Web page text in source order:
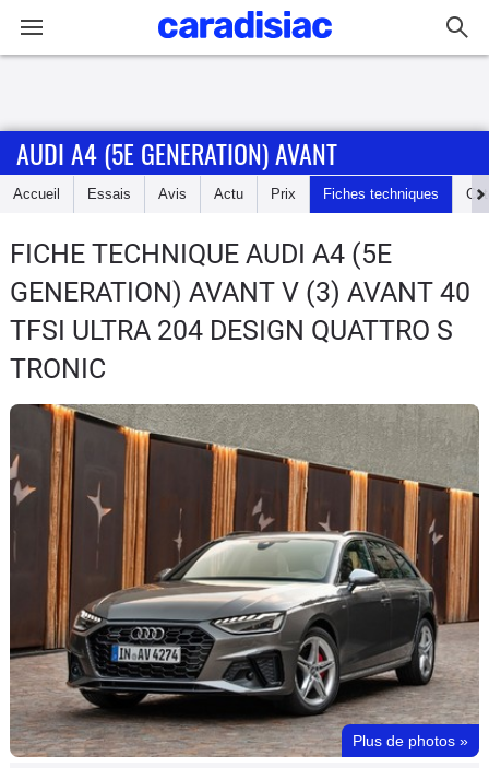
Accueil
Essais
Guide
d'achat
Electriques
Utilitaires
Flottes
Auto
Services
Forum
Moto
AUDI A4 (5E GENERATION) AVANT
Accueil Essais Avis Actu Prix Fiches techniques
FICHE TECHNIQUE AUDI A4 (5E
GENERATION) AVANT V (3) AVANT 40
TFSI ULTRA 204 DESIGN QUATTRO S
TRONIC
Plus de photos »